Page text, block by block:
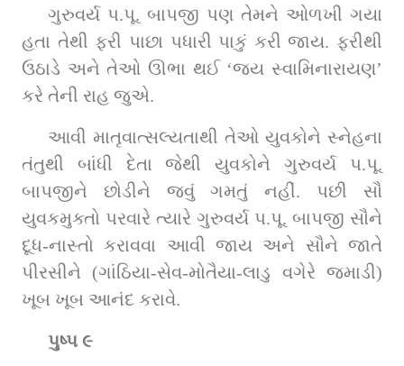
ગુરુવર્ય પ.પૂ. બાપજી પણ તેમને ઓળખી ગયા
હતા તેથી ફરી પાછા પધારી પાકું કરી જાય. ફરીથી
ઉઠાડે અને તેઓ ઊભા થઈ ‘જય સ્વામિનારાયણ’
કરે તેની રાહ જુએ.
આવી માતૃવાત્સલ્યતાથી તેઓ યુવકોને સ્નેહના
તંતુથી બાંધી દેતા જેથી યુવકોને ગુરુવર્ય પ.પૂ.
બાપજીને છોડીને જવું ગમતું નહીં. પછી સૌ
યુવકમુક્તો પરવારે ત્યારે ગુરુવર્ય પ.પૂ. બાપજી સૌને
દૂધ-નાસ્તો કરાવવા આવી જાય અને સૌને જાતે
પીરસીને (ગાંઠિયા-સેવ-મોતૈયા-લાડુ વગેરે જમાડી)
ખૂબ ખૂબ આનંદ કરાવે.
પુષ્પ ૯